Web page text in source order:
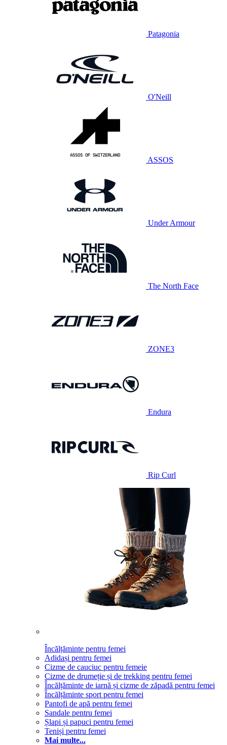
Patagonia
O'Neill
ASSOS
Under Armour
The North Face
ZONE3
Endura
Rip Curl
Încălțăminte pentru femei
Adidași pentru femei
Cizme de cauciuc pentru femeie
Cizme de drumeție și de trekking pentru femei
Încălțăminte de iarnă și cizme de zăpadă pentru femei
Încălțăminte sport pentru femei
Pantofi de apă pentru femei
Sandale pentru femei
Șlapi și papuci pentru femei
Teniși pentru femei
Mai multe...